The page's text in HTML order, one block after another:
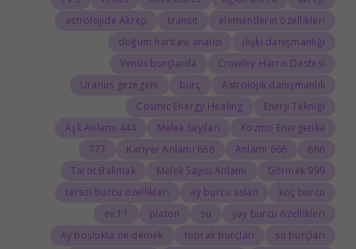
elementlerin özellikleri
transit
astrolojide Akrep
ilişki danışmanlığı
doğum haritası analizi
Crowley-Harris Destesi
Venüs burçlarda
Astrolojik danışmanlık
burç
Uranüs gezegeni
Enerji Tekniği
Cosmic Energy Healing
Kozmo Energetika
Melek Sayıları
444 Aşk Anlamı
666
666 Anlamı
666 Kariyer Anlamı
777
999 Görmek
Melek Sayısı Anlamı
Tarot Bakmak
koç burcu
ay burcu aslan
terazi burcu özellikleri
yay burcu özellikleri
su
platon
11.ev
su burçları
toprak burçları
Ay boşlukta ne demek